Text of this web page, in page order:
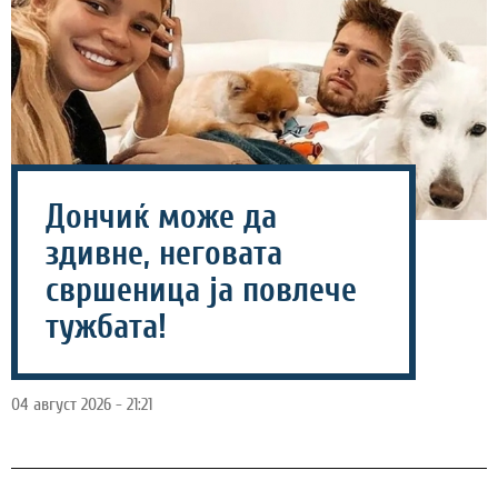
Дончиќ може да
здивне, неговата
свршеница ја повлече
тужбата!
04 август 2026 - 21:21